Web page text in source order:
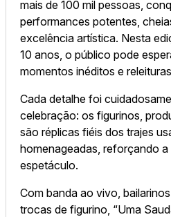
mais de 100 mil pessoas,
performances potentes,
excelência artística. Nesta
10 anos, o público pode
momentos inéditos e
Cada detalhe foi
celebração: os figurinos,
são réplicas fiéis dos trajes
homenageadas, reforçando
espetáculo.
Com banda ao vivo,
trocas de figurino, “Uma